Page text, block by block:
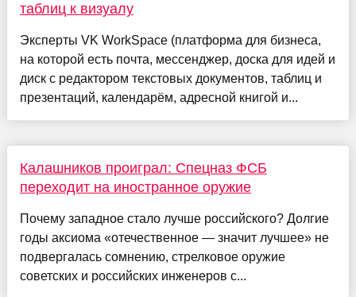
таблиц к визуалу
Эксперты VK WorkSpace (платформа для бизнеса,
на которой есть почта, мессенджер, доска для идей и
диск с редактором текстовых документов, таблиц и
презентаций, календарём, адресной книгой и...
Калашников проиграл: Спецназ ФСБ
переходит на иностранное оружие
Почему западное стало лучше российского? Долгие
годы аксиома «отечественное — значит лучшее» не
подвергалась сомнению, стрелковое оружие
советских и российских инженеров с...